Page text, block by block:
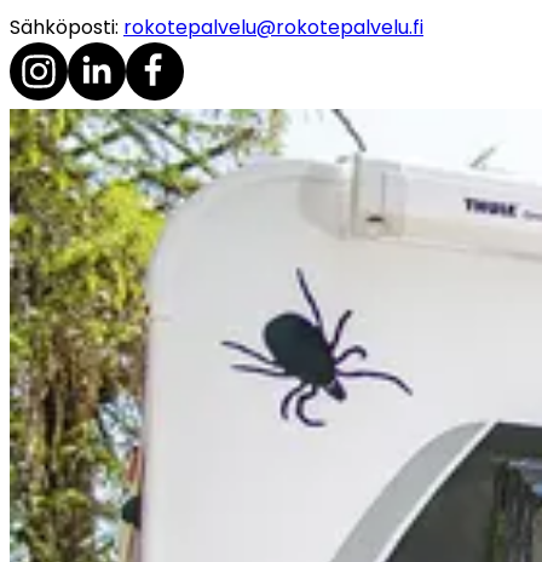
Sähköposti: rokotepalvelu@rokotepalvelu.fi